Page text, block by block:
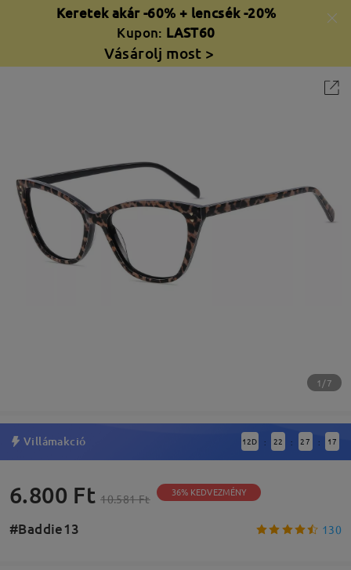
Keretek akár -60% + lencsék -20%
Kupon: LAST60
Vásárolj most >
1/7
Villámakció 12D : 22 : 27 : 16
6.800 Ft 10.581 Ft 36% KEDVEZMÉNY
#Baddie13 130